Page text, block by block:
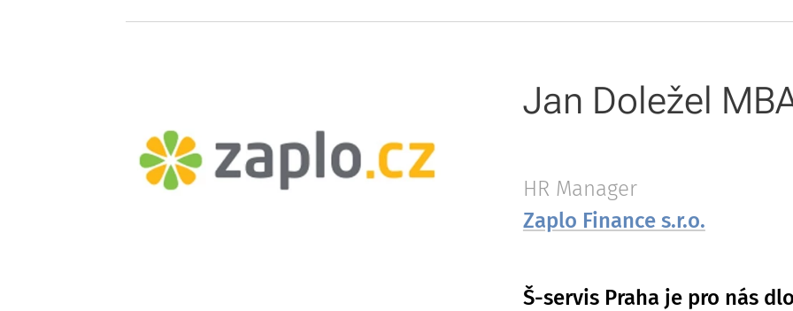
Jan Doležel
HR Manager
Zaplo Finance s.r.o.
Š-servis Praha je pro nás